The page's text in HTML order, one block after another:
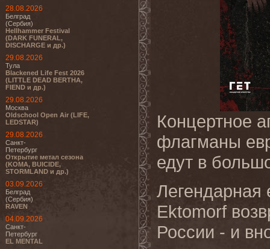
28.08.2026
Белград
(Сербия)
Hellhammer Festival
(DARK FUNERAL,
DISCHARGE и др.)
29.08.2026
Тула
Blackened Life Fest 2026
(LITTLE DEAD BERTHA,
FIEND и др.)
29.08.2026
Москва
Oldschool Open Air (LIFE,
LEDSTAR)
29.08.2026
Санкт-
Петербург
Открытие метал сезона
(KOMA, BUICIDE,
STORMLAND и др.)
03.09.2026
Белград
(Сербия)
RAVEN
04.09.2026
Санкт-
Петербург
EL MENTAL
Концертное
флагманы
едут в
Легендарная
Ektomorf
России - и